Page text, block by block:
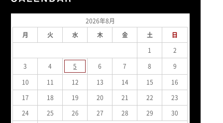
2026年8月
月
火 水 木 金 土
日
1
2
3
4 5 6 7 8
9
10
11 12 13 14 15
16
17
18 19 20 21 22
23
24
25 26 27 28 29
30